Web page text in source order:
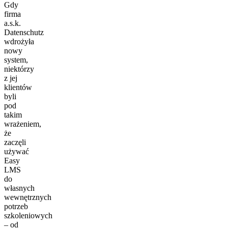
Gdy
firma
a.s.k.
Datenschutz
wdrożyła
nowy
system,
niektórzy
z jej
klientów
byli
pod
takim
wrażeniem,
że
zaczęli
używać
Easy
LMS
do
własnych
wewnętrznych
potrzeb
szkoleniowych
– od